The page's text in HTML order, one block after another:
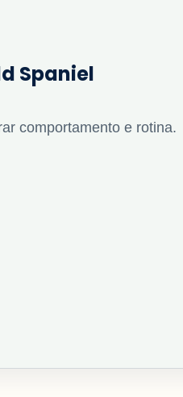
Spaniel
comportamento e rotina.